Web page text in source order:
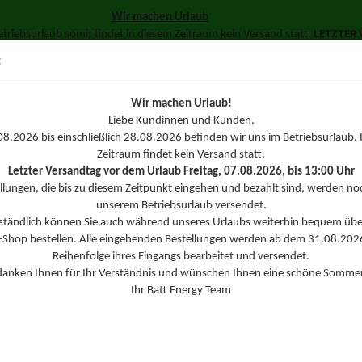
Wir machen Urlaub!
Liebe Kundinnen und Kunden,
bis einschließlich 28.08.2026 befinden wir uns im Betriebsurlaub.
Zeitraum findet kein Versand statt.
Letzter Versandtag vor dem Urlaub Freitag, 07.08.2026, bis 13:00 Uhr
die bis zu diesem Zeitpunkt eingehen und bezahlt sind, werden
unserem Betriebsurlaub versendet.
können Sie auch während unseres Urlaubs weiterhin bequem
bestellen. Alle eingehenden Bestellungen werden ab dem
Reihenfolge ihres Eingangs bearbeitet und versendet.
Ihnen für Ihr Verständnis und wünschen Ihnen eine schöne
Ihr Batt Energy Team
Wir machen Urlaub
somit findet in diesem Zeitraum kein Versand statt. LETZTER
über unseren Online-Shop bestellen. Ihre Bestellungen werden dann
KONFEKTIONSZUBEHÖR LADE- UND MESSTECHNIK
»